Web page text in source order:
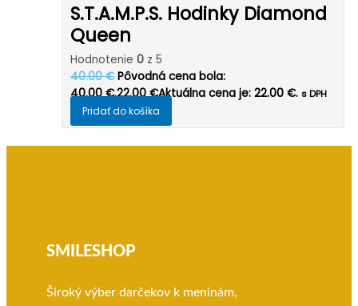
S.T.A.M.P.S. Hodinky Diamond
Queen
Hodnotenie 0 z 5
40.00€ Pôvodná cena bola:
40.00 €.22.00€Aktuálna cena je: 22.00 €. s DPH
Pridať do košíka
SMILESHOP
Široký výber darčekov k meninám,